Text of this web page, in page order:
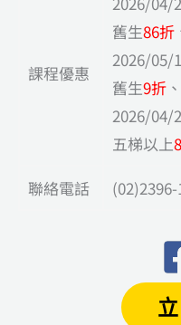
課程優惠
舊生86折
2026/05/
舊生9折
2026/04/
五梯以上
聯絡電話